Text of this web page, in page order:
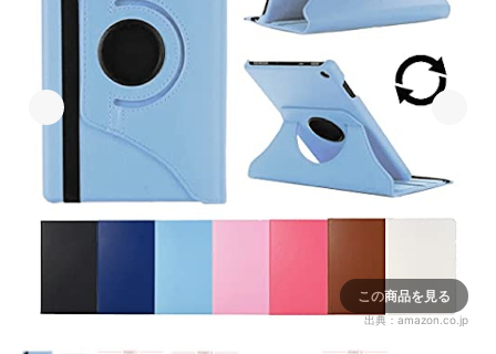
この商品を見る
出典：amazon.co.jp